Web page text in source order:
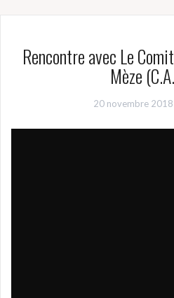
Rencontre avec Le
Mèze
20 novembre 2018